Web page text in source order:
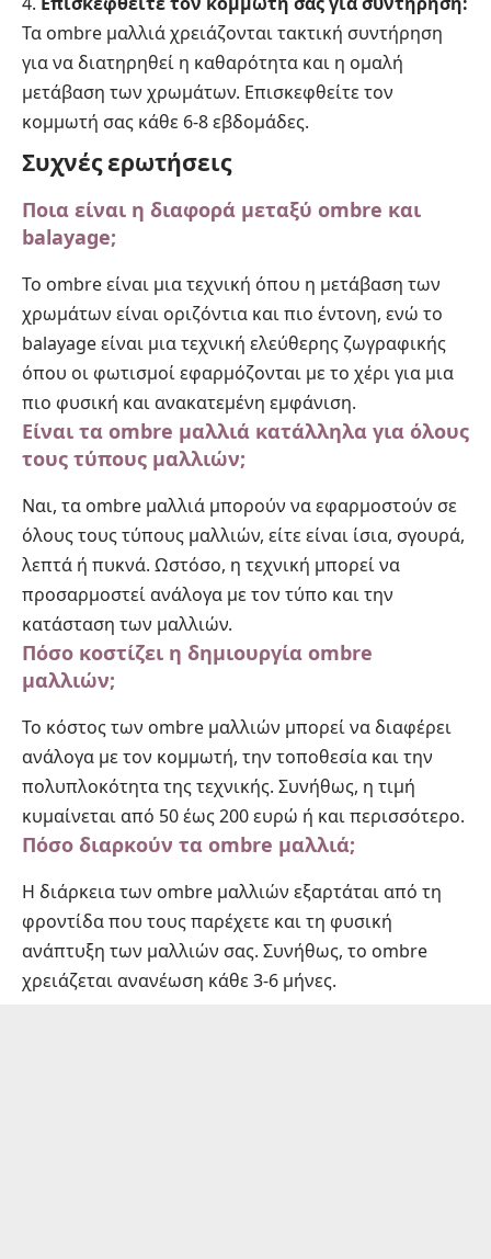
Τα ombre μαλλιά χρειάζονται τακτική συντήρηση
για να διατηρηθεί η καθαρότητα και η ομαλή
μετάβαση των χρωμάτων. Επισκεφθείτε τον
κομμωτή σας κάθε 6-8 εβδομάδες.
Συχνές ερωτήσεις
Ποια είναι η διαφορά μεταξύ ombre και
balayage;
Το ombre είναι μια τεχνική όπου η μετάβαση των
χρωμάτων είναι οριζόντια και πιο έντονη, ενώ το
balayage είναι μια τεχνική ελεύθερης ζωγραφικής
όπου οι φωτισμοί εφαρμόζονται με το χέρι για μια
πιο φυσική και ανακατεμένη εμφάνιση.
Είναι τα ombre μαλλιά κατάλληλα για όλους
τους τύπους μαλλιών;
Ναι, τα ombre μαλλιά μπορούν να εφαρμοστούν σε
όλους τους τύπους μαλλιών, είτε είναι ίσια, σγουρά,
λεπτά ή πυκνά. Ωστόσο, η τεχνική μπορεί να
προσαρμοστεί ανάλογα με τον τύπο και την
κατάσταση των μαλλιών.
Πόσο κοστίζει η δημιουργία ombre
μαλλιών;
Το κόστος των ombre μαλλιών μπορεί να διαφέρει
ανάλογα με τον κομμωτή, την τοποθεσία και την
πολυπλοκότητα της τεχνικής. Συνήθως, η τιμή
κυμαίνεται από 50 έως 200 ευρώ ή και περισσότερο.
Πόσο διαρκούν τα ombre μαλλιά;
Η διάρκεια των ombre μαλλιών εξαρτάται από τη
φροντίδα που τους παρέχετε και τη φυσική
ανάπτυξη των μαλλιών σας. Συνήθως, το ombre
χρειάζεται ανανέωση κάθε 3-6 μήνες.